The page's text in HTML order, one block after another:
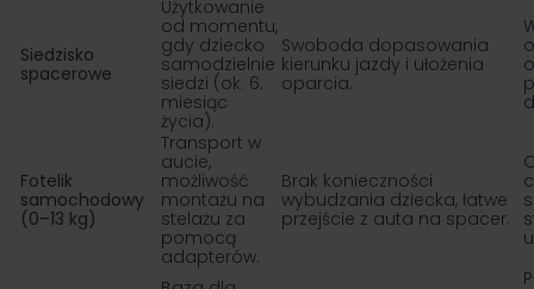
Siedzisko
spacerowe
Użytkowanie
od momentu,
gdy dziecko
samodzielnie
siedzi (ok. 6.
miesiąc
życia).
Swoboda dopasowania
kierunku jazdy i ułożenia
oparcia.
Fotelik
samochodowy
(0–13 kg)
Transport w
aucie,
możliwość
montażu na
stelażu za
pomocą
adapterów.
Brak konieczności
wybudzania dziecka, łatwe
przejście z auta na spacer.